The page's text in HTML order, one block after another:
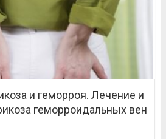
и геморроя. Лечение и
геморроидальных вен